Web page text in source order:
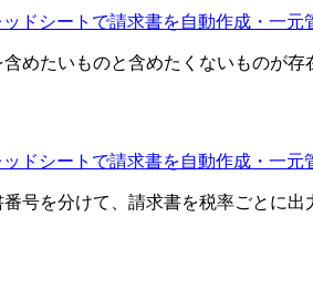
ッドシートで請求書を自動作成・一元
含めたいものと含めたくないものが
ッドシートで請求書を自動作成・一元
号を分けて、請求書を税率ごとに